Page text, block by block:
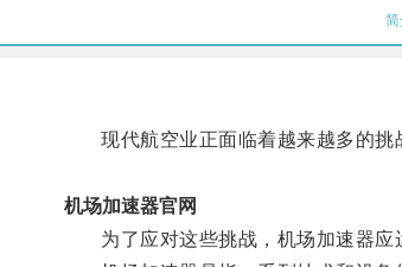
简
现代航空业正面临着越来越多的挑
机场加速器官网
为了应对这些挑战，机场加速器应